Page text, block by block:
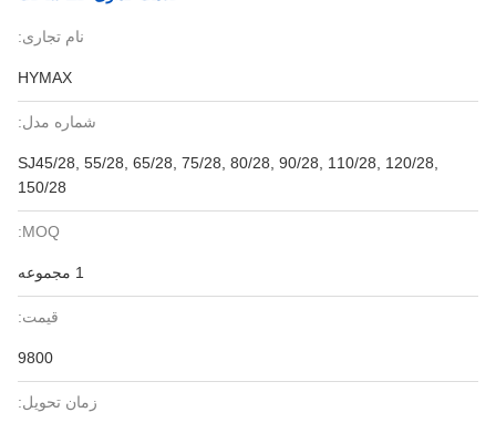
نام تجاری:
HYMAX
شماره مدل:
SJ45/28, 55/28, 65/28, 75/28, 80/28, 90/28, 110/28, 120/28,
150/28
MOQ:
قیمت:
9800
زمان تحویل: